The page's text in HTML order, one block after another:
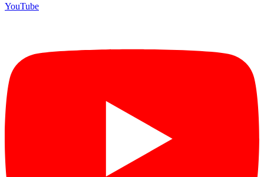
YouTube